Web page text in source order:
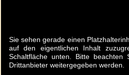
Sie sehen gerade einen
auf den eigentlichen Inhalt
Schaltfläche unten. Bitte beachten
Drittanbieter weitergegeben werden.